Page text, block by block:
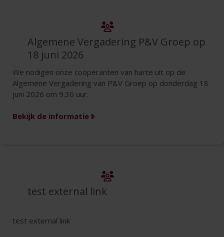
Algemene Vergadering P&V Groep op
18 juni 2026
We nodigen onze coöperanten van harte uit op de
Algemene Vergadering van P&V Groep op donderdag 18
juni 2026 om 9.30 uur.
Bekijk de informatie
test external link
test external link